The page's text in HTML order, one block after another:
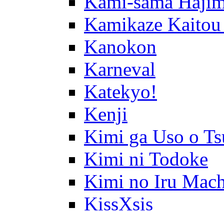
Kamikaze Kaitou
Kanokon
Karneval
Katekyo!
Kenji
Kimi ga Uso o
Kimi ni Todoke
Kimi no Iru
KissXsis